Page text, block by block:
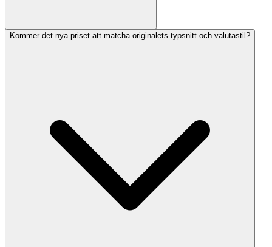
Kommer det nya priset att matcha originalets typsnitt och valutastil?